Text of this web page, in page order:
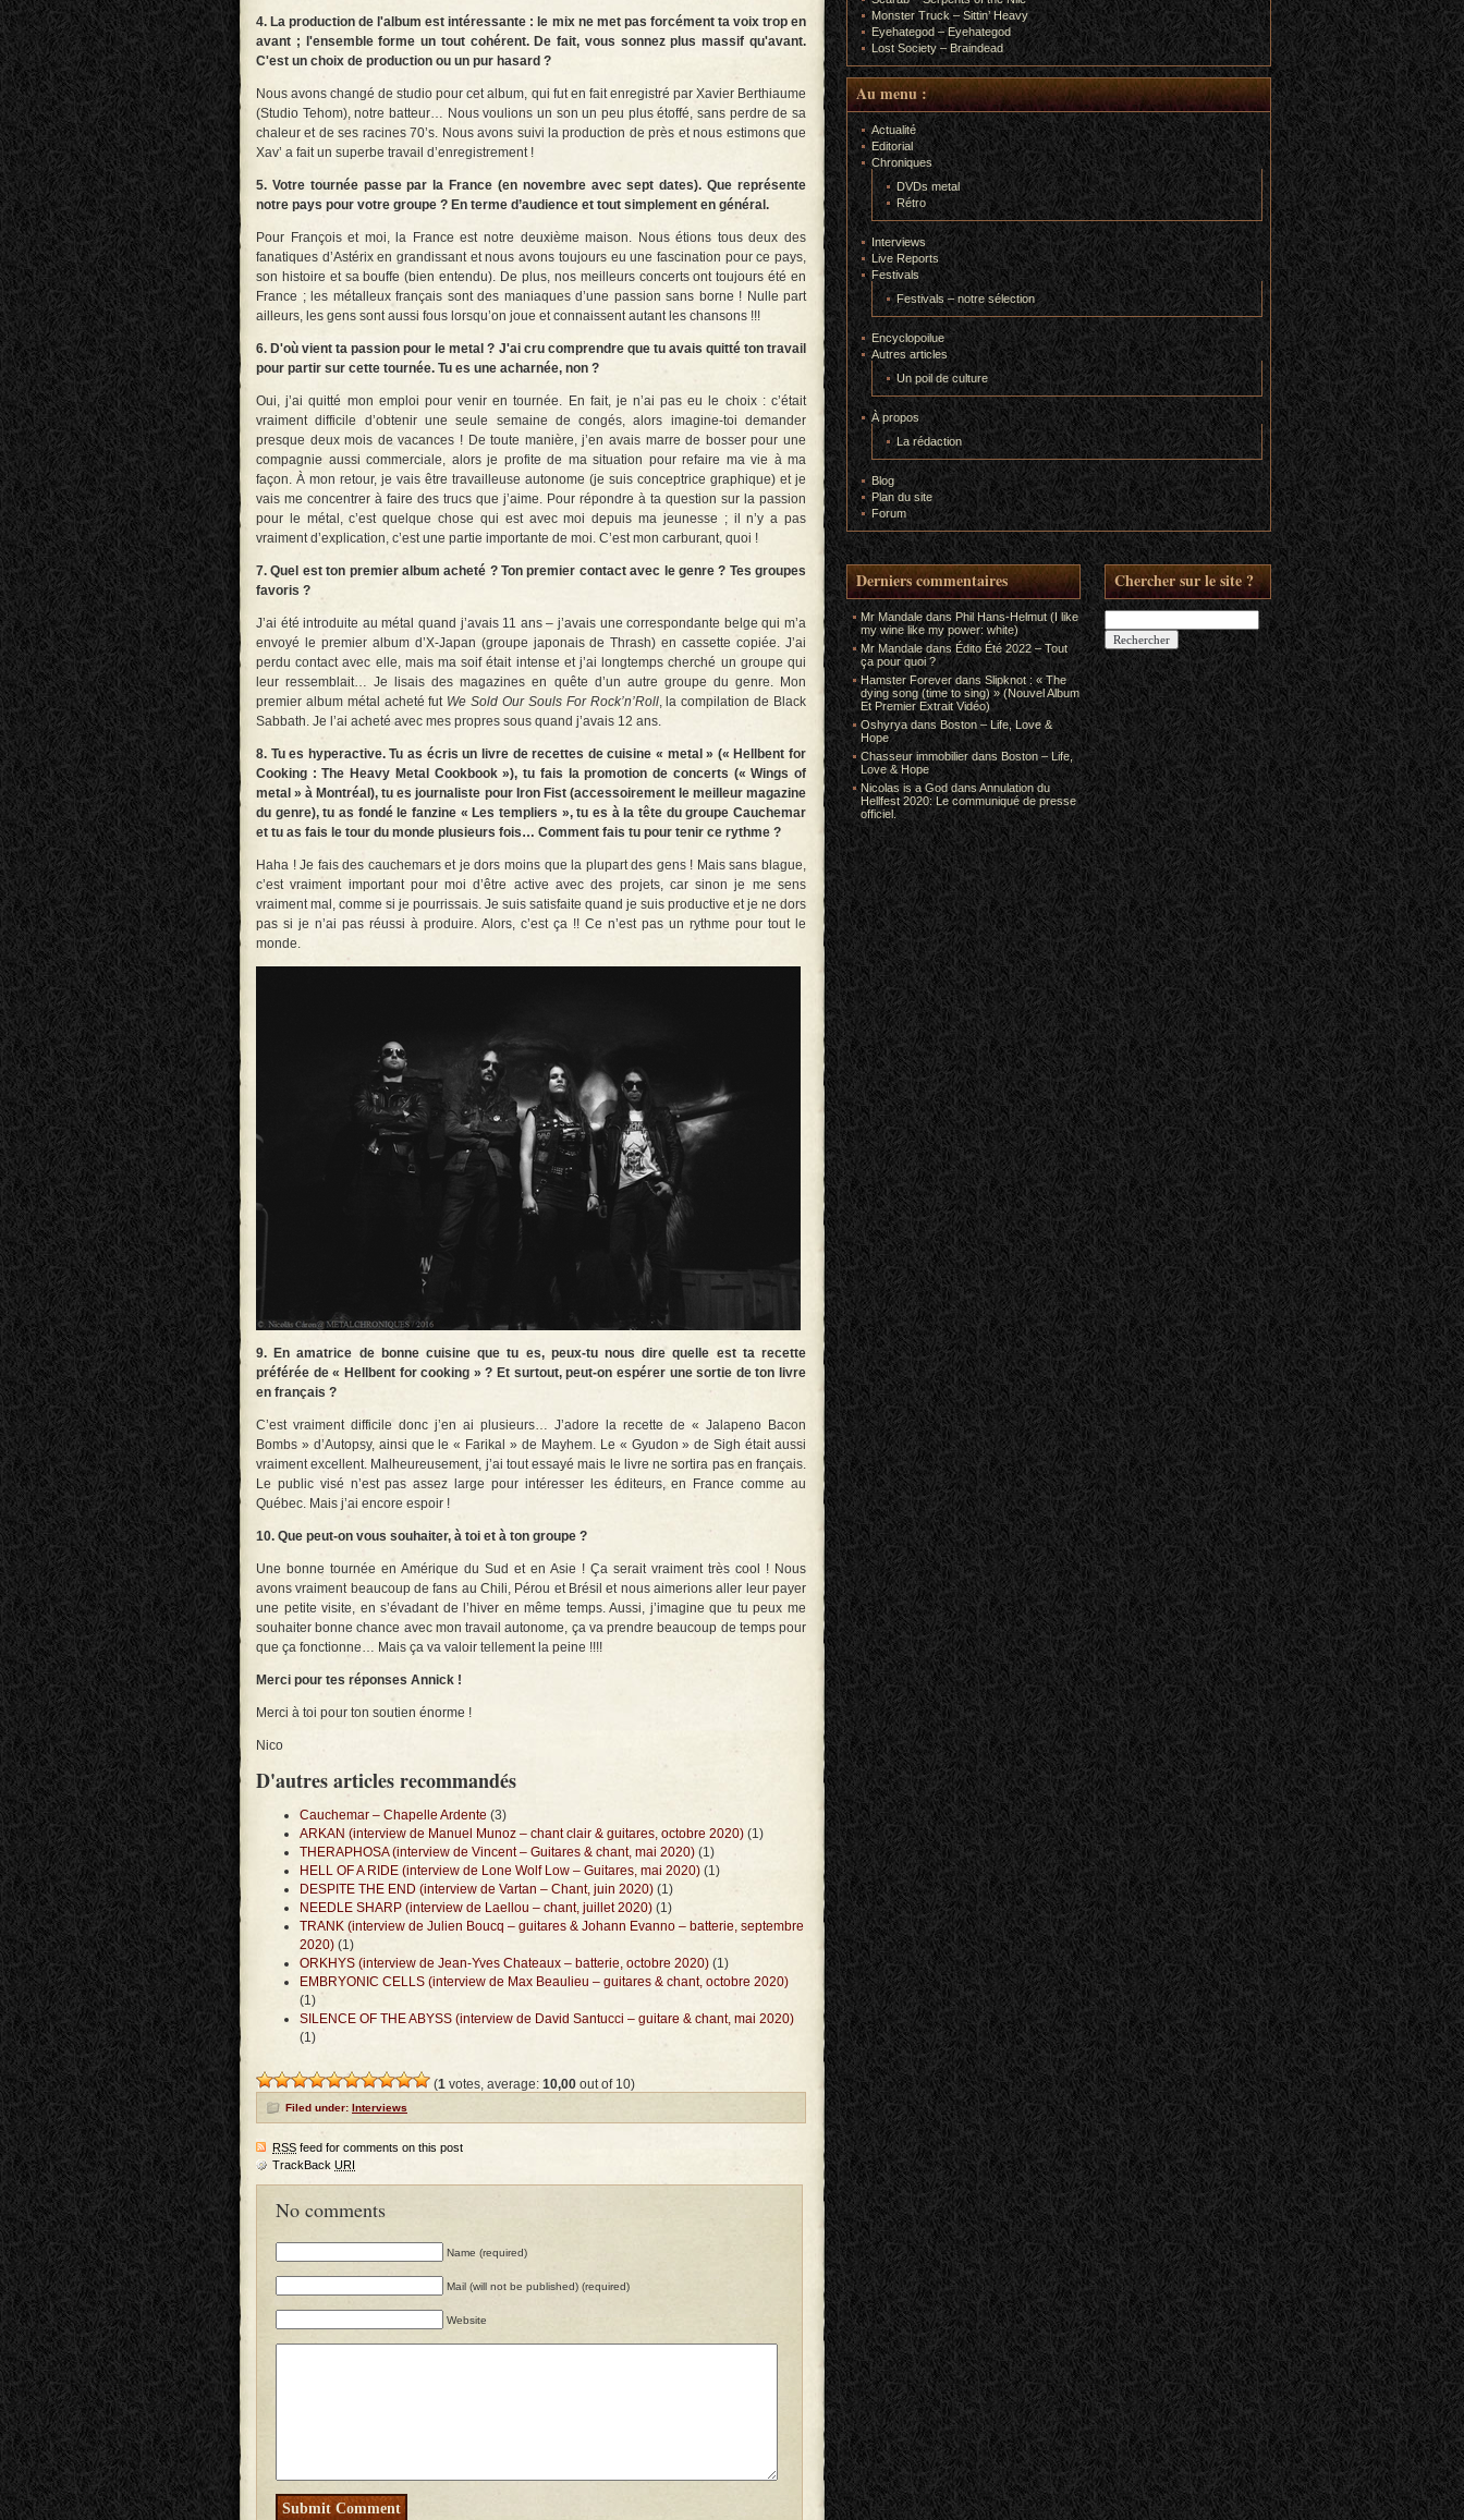
4. La production de l'album est intéressante : le mix ne met pas forcément ta voix trop en
avant ; l'ensemble forme un tout cohérent. De fait, vous sonnez plus massif qu'avant.
C'est un choix de production ou un pur hasard ?
Nous avons changé de studio pour cet album, qui fut en fait enregistré par Xavier Berthiaume
(Studio Tehom), notre batteur… Nous voulions un son un peu plus étoffé, sans perdre de sa
chaleur et de ses racines 70’s. Nous avons suivi la production de près et nous estimons que
Xav’ a fait un superbe travail d’enregistrement !
5. Votre tournée passe par la France (en novembre avec sept dates). Que représente
notre pays pour votre groupe ? En terme d’audience et tout simplement en général.
Pour François et moi, la France est notre deuxième maison. Nous étions tous deux des
fanatiques d’Astérix en grandissant et nous avons toujours eu une fascination pour ce pays,
son histoire et sa bouffe (bien entendu). De plus, nos meilleurs concerts ont toujours été en
France ; les métalleux français sont des maniaques d’une passion sans borne ! Nulle part
ailleurs, les gens sont aussi fous lorsqu’on joue et connaissent autant les chansons !!!
6. D'où vient ta passion pour le metal ? J'ai cru comprendre que tu avais quitté ton travail
pour partir sur cette tournée. Tu es une acharnée, non ?
Oui, j’ai quitté mon emploi pour venir en tournée. En fait, je n’ai pas eu le choix : c’était
vraiment difficile d’obtenir une seule semaine de congés, alors imagine-toi demander
presque deux mois de vacances ! De toute manière, j’en avais marre de bosser pour une
compagnie aussi commerciale, alors je profite de ma situation pour refaire ma vie à ma
façon. À mon retour, je vais être travailleuse autonome (je suis conceptrice graphique) et je
vais me concentrer à faire des trucs que j’aime. Pour répondre à ta question sur la passion
pour le métal, c’est quelque chose qui est avec moi depuis ma jeunesse ; il n’y a pas
vraiment d’explication, c’est une partie importante de moi. C’est mon carburant, quoi !
7. Quel est ton premier album acheté ? Ton premier contact avec le genre ? Tes groupes
favoris ?
J’ai été introduite au métal quand j’avais 11 ans – j’avais une correspondante belge qui m’a
envoyé le premier album d’X-Japan (groupe japonais de Thrash) en cassette copiée. J’ai
perdu contact avec elle, mais ma soif était intense et j’ai longtemps cherché un groupe qui
leur ressemblait… Je lisais des magazines en quête d’un autre groupe du genre. Mon
premier album métal acheté fut We Sold Our Souls For Rock’n’Roll, la compilation de Black
Sabbath. Je l’ai acheté avec mes propres sous quand j’avais 12 ans.
8. Tu es hyperactive. Tu as écris un livre de recettes de cuisine « metal » (« Hellbent for
Cooking : The Heavy Metal Cookbook »), tu fais la promotion de concerts (« Wings of
metal » à Montréal), tu es journaliste pour Iron Fist (accessoirement le meilleur magazine
du genre), tu as fondé le fanzine « Les templiers », tu es à la tête du groupe Cauchemar
et tu as fais le tour du monde plusieurs fois… Comment fais tu pour tenir ce rythme ?
Haha ! Je fais des cauchemars et je dors moins que la plupart des gens ! Mais sans blague,
c’est vraiment important pour moi d’être active avec des projets, car sinon je me sens
vraiment mal, comme si je pourrissais. Je suis satisfaite quand je suis productive et je ne dors
pas si je n’ai pas réussi à produire. Alors, c’est ça !! Ce n’est pas un rythme pour tout le
monde.
9. En amatrice de bonne cuisine que tu es, peux-tu nous dire quelle est ta recette
préférée de « Hellbent for cooking » ? Et surtout, peut-on espérer une sortie de ton livre
en français ?
C’est vraiment difficile donc j’en ai plusieurs… J’adore la recette de « Jalapeno Bacon
Bombs » d’Autopsy, ainsi que le « Farikal » de Mayhem. Le « Gyudon » de Sigh était aussi
vraiment excellent. Malheureusement, j’ai tout essayé mais le livre ne sortira pas en français.
Le public visé n’est pas assez large pour intéresser les éditeurs, en France comme au
Québec. Mais j’ai encore espoir !
10. Que peut-on vous souhaiter, à toi et à ton groupe ?
Une bonne tournée en Amérique du Sud et en Asie ! Ça serait vraiment très cool ! Nous
avons vraiment beaucoup de fans au Chili, Pérou et Brésil et nous aimerions aller leur payer
une petite visite, en s’évadant de l’hiver en même temps. Aussi, j’imagine que tu peux me
souhaiter bonne chance avec mon travail autonome, ça va prendre beaucoup de temps pour
que ça fonctionne… Mais ça va valoir tellement la peine !!!!
Merci pour tes réponses Annick !
Merci à toi pour ton soutien énorme !
Nico
D'autres articles recommandés
Cauchemar – Chapelle Ardente (3)
ARKAN (interview de Manuel Munoz – chant clair & guitares, octobre 2020) (1)
THERAPHOSA (interview de Vincent – Guitares & chant, mai 2020) (1)
HELL OF A RIDE (interview de Lone Wolf Low – Guitares, mai 2020) (1)
DESPITE THE END (interview de Vartan – Chant, juin 2020) (1)
NEEDLE SHARP (interview de Laellou – chant, juillet 2020) (1)
TRANK (interview de Julien Boucq – guitares & Johann Evanno – batterie, septembre
2020) (1)
ORKHYS (interview de Jean-Yves Chateaux – batterie, octobre 2020) (1)
EMBRYONIC CELLS (interview de Max Beaulieu – guitares & chant, octobre 2020)
(1)
SILENCE OF THE ABYSS (interview de David Santucci – guitare & chant, mai 2020)
(1)
(1 votes, average: 10,00 out of 10)
Filed under: Interviews
RSS feed for comments on this post
TrackBack URI
No comments
Name (required)
Mail (will not be published) (required)
Website
Monster Truck – Sittin’ Heavy
Eyehategod – Eyehategod
Lost Society – Braindead
Au menu :
Actualité
Editorial
Chroniques
DVDs metal
Rétro
Interviews
Live Reports
Festivals
Festivals – notre sélection
Encyclopoilue
Autres articles
Un poil de culture
À propos
La rédaction
Blog
Plan du site
Forum
Derniers commentaires
Mr Mandaledans Phil Hans-Helmut (I like
my wine like my power: white)
Mr MandaledansÉdito Été 2022 – Tout
ça pour quoi ?
Hamster Forever dans Slipknot : « The
dying song (time to sing) » (Nouvel Album
Et Premier Extrait Vidéo)
Oshyrya dans Boston – Life, Love &
Hope
Chasseur immobilier dans Boston – Life,
Love & Hope
Nicolas is a GoddansAnnulation du
Hellfest 2020: Le communiqué de presse
officiel.
Chercher sur le site ?
Rechercher :